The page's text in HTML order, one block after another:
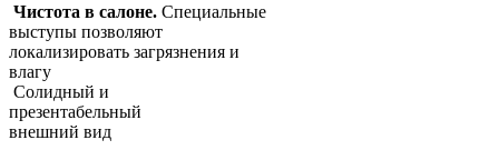
Чистота в салоне. Специальные
выступы позволяют
локализировать загрязнения и
влагу
Солидный и
презентабельный
внешний вид